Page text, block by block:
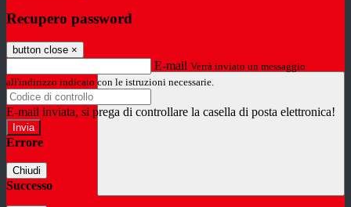
Recupero password
button close ×
E-mail Verrà inviato un messaggio
all'indirizzo indicato con le istruzioni necessarie.
E-mail inviata, si prega di controllare la casella di posta elettronica!
Errore
Chiudi
Successo